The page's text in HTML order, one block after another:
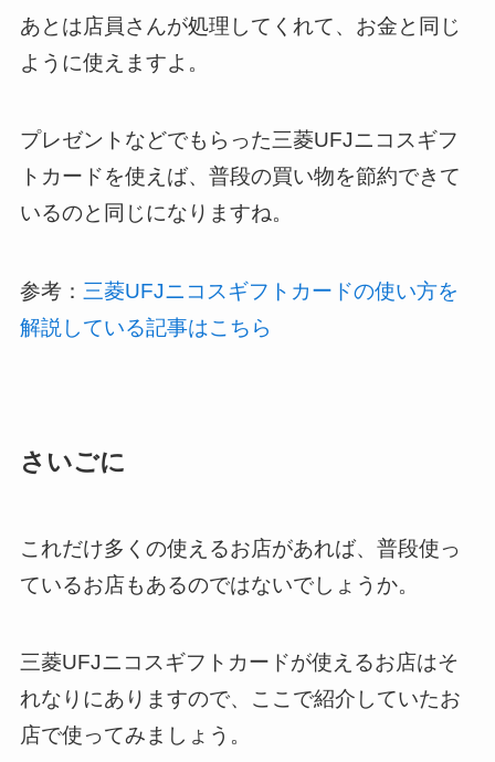
あとは店員さんが処理してくれて、お金と同じ
ように使えますよ。
プレゼントなどでもらった三菱UFJニコスギフ
トカードを使えば、普段の買い物を節約できて
いるのと同じになりますね。
参考： 三菱UFJニコスギフトカードの使い方を
解説している記事はこちら
さいごに
これだけ多くの使えるお店があれば、普段使っ
ているお店もあるのではないでしょうか。
三菱UFJニコスギフトカードが使えるお店はそ
れなりにありますので、ここで紹介していたお
店で使ってみましょう。